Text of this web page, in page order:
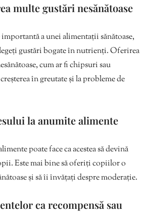
multe gustări nesănătoase
a unei alimentații sănătoase,
gustări bogate în nutrienți. Oferirea
cum ar fi chipsuri sau
în greutate și la probleme de
la anumite alimente
poate face ca acestea să devină
Este mai bine să oferiți copiilor o
și să îi învățați despre moderație.
ca recompensă sau